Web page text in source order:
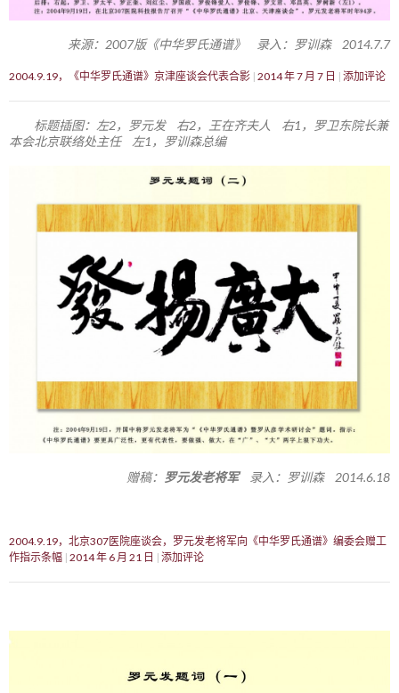
来源：2007版《中华罗氏通谱》 录入：罗训森 2014.7.7
2004.9.19，《中华罗氏通谱》京津座谈会代表合影 2014 年 7 月 7 日 添加评论
标题插图：左2，罗元发 右2，王在齐夫人 右1，罗卫东院长兼
本会北京联络处主任 左1，罗训森总编
赠稿： 罗元发老将军录入：罗训森 2014.6.18
2004.9.19，北京307医院座谈会，罗元发老将军向《中华罗氏通谱》编委会赠工
作指示条幅 2014 年 6 月 21 日 添加评论